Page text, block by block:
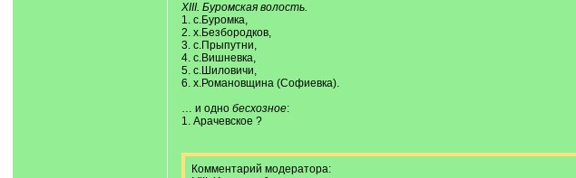
XIII. Буромская волость.
1. с.Буромка,
2. х.Безбородков,
3. с.Прыпутни,
4. с.Вишневка,
5. с.Шиловичи,
6. х.Романовщина (Софиевка).
… и одно бесхозное:
1. Арачевское ?
Комментарий модератора: